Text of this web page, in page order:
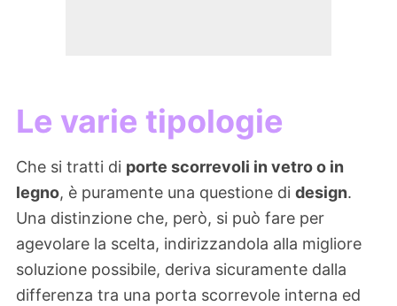
Le varie tipologie
Che si tratti di porte scorrevoli in vetro o in
legno, è puramente una questione di design.
Una distinzione che, però, si può fare per
agevolare la scelta, indirizzandola alla migliore
soluzione possibile, deriva sicuramente dalla
differenza tra una porta scorrevole interna ed